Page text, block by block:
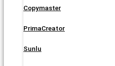
Copymaster
PrimaCreator
Sunlu